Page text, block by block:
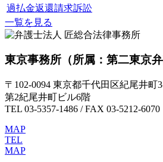
過払金返還請求訴訟
一覧を見る
東京事務所 （所属：第二東京
〒102-0094 東京都千代田区紀尾井町
第2紀尾井町ビル6階
TEL 03-5357-1486 / FAX 03-5212-6070
MAP
TEL
MAP